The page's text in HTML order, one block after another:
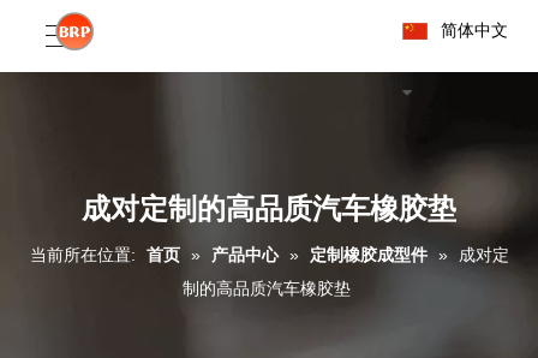
简体中文
成对定制的高品质汽车橡胶垫
当前所在位置: 首页 » 产品中心 » 定制橡胶成型件 »
成对定
制的高品质汽车橡胶垫